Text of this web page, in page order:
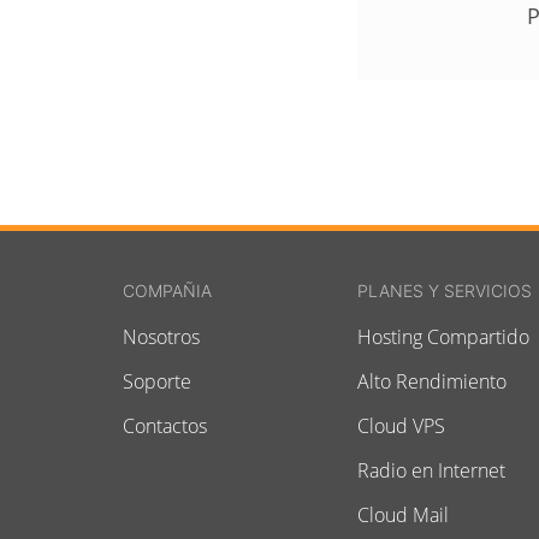
COMPAÑIA
Nosotros
Soporte
Contactos
PLANES Y SERVICIOS
Hosting Compartido
Alto Rendimiento
Cloud VPS
Radio en Internet
Cloud Mail